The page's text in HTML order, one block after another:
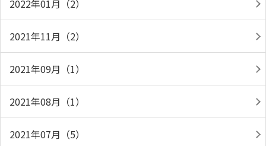
2022年01月（2）
2021年11月（2）
2021年09月（1）
2021年08月（1）
2021年07月（5）